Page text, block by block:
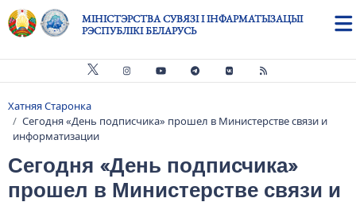
Skip to main content
МІНІСТЭРСТВА СУВЯЗІ І ІНФАРМАТЫЗАЦЫІ
РЭСПУБЛІКІ БЕЛАРУСЬ
Breadcrumb
Хатняя Старонка
Сегодня «День подписчика» прошел в Министерстве связи и
информатизации
Сегодня «День подписчика»
прошел в Министерстве связи и